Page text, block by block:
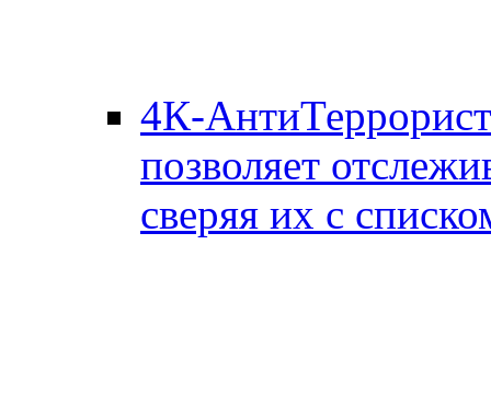
4К-АнтиТеррорист
позволяет
сверяя их с